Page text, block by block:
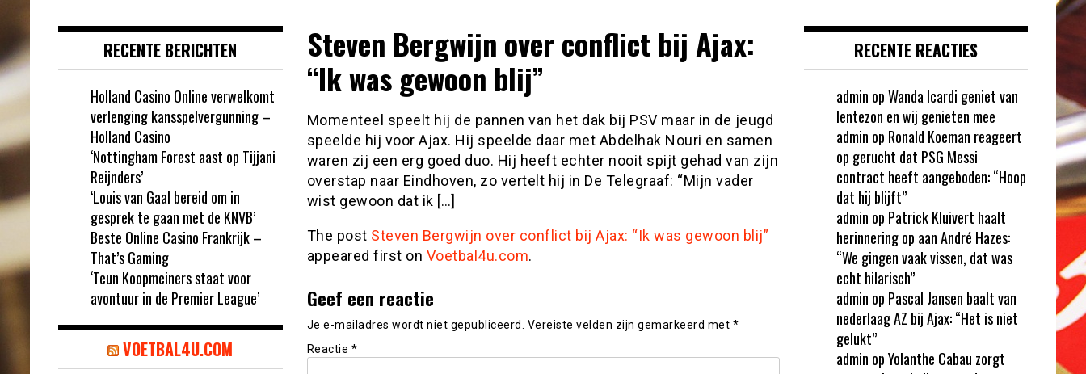
Steven Bergwijn over conflict bij Ajax:
“Ik was gewoon blij”
Momenteel speelt hij de pannen van het dak bij PSV maar in de jeugd
speelde hij voor Ajax. Hij speelde daar met Abdelhak Nouri en samen
waren zij een erg goed duo. Hij heeft echter nooit spijt gehad van zijn
overstap naar Eindhoven, zo vertelt hij in De Telegraaf: “Mijn vader
wist gewoon dat ik […]
The post Steven Bergwijn over conflict bij Ajax: “Ik was gewoon blij”
appeared first on Voetbal4u.com.
Geef een reactie
Je e-mailadres wordt niet gepubliceerd. Vereiste velden zijn gemarkeerd met *
Reactie *
RECENTE BERICHTEN
Holland Casino Online verwelkomt
verlenging kansspelvergunning –
Holland Casino
‘Nottingham Forest aast op Tijjani
Reijnders’
‘Louis van Gaal bereid om in
gesprek te gaan met de KNVB’
Beste Online Casino Frankrijk –
That’s Gaming
‘Teun Koopmeiners staat voor
avontuur in de Premier League’
VOETBAL4U.COM
RECENTE REACTIES
admin opWanda Icardi geniet van
lentezon en wij genieten mee
admin op Ronald Koeman reageert
op gerucht dat PSG Messi
contract heeft aangeboden: “Hoop
dat hij blijft”
admin op Patrick Kluivert haalt
herinnering op aan André Hazes:
“We gingen vaak vissen, dat was
echt hilarisch”
admin op Pascal Jansen baalt van
nederlaag AZ bij Ajax: “Het is niet
gelukt”
admin opYolanthe Cabau zorgt